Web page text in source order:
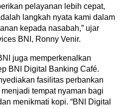
pelayanan lebih cepat,
langkah nyata kami dalam
kepada nasabah,” ujar
BNI, Ronny Venir.
juga memperkenalkan
BNI Digital Banking Café.
fasilitas perbankan
tempat nyaman bagi
menikmati kopi. “BNI Digital